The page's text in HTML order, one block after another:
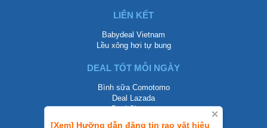
[Xem] Hưỡng dẫn đăng tin rao vặt hiệu
LIÊN KẾT
Babydeal Vietnam
Lều xông hơi tự bung
DEAL TỐT MỖI NGÀY
Bình sữa Comotomo
Deal Lazada
Deal Shopee